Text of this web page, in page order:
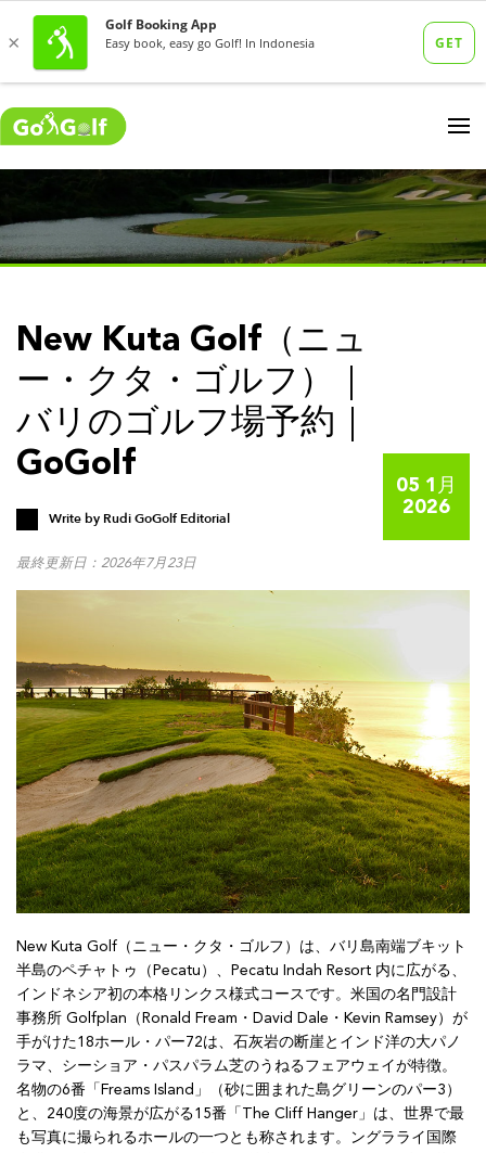
New Kuta Golf（ニュ
ー・クタ・ゴルフ）｜
バリのゴルフ場予約｜
GoGolf
05 1月
2026
Write by Rudi GoGolf Editorial
最終更新日：2026年7月23日
New Kuta Golf（ニュー・クタ・ゴルフ）は、バリ島南端ブキット
半島のペチャトゥ（Pecatu）、Pecatu Indah Resort 内に広がる、
インドネシア初の本格リンクス様式コースです。米国の名門設計
事務所 Golfplan（Ronald Fream・David Dale・Kevin Ramsey）が
手がけた18ホール・パー72は、石灰岩の断崖とインド洋の大パノ
ラマ、シーショア・パスパラム芝のうねるフェアウェイが特徴。
名物の6番「Freams Island」（砂に囲まれた島グリーンのパー3）
と、240度の海景が広がる15番「The Cliff Hanger」は、世界で最
も写真に撮られるホールの一つとも称されます。ングラライ国際